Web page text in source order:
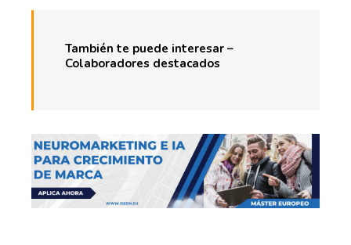
También te puede interesar –
Colaboradores destacados